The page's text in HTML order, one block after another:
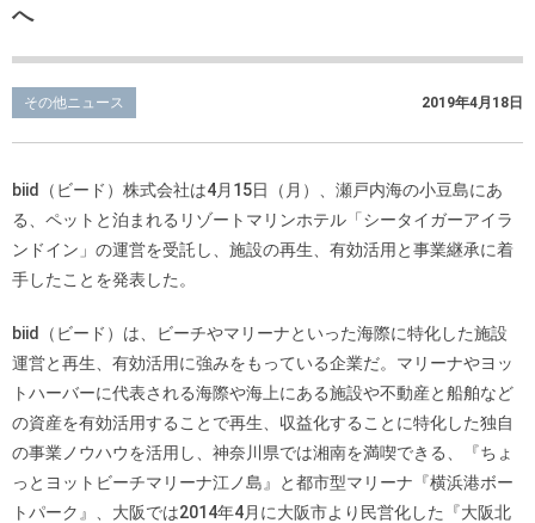
へ
その他ニュース 2019年4月18日
biid（ビード）株式会社は4月15日（月）、瀬戸内海の小豆島にあ
る、ペットと泊まれるリゾートマリンホテル「シータイガーアイラ
ンドイン」の運営を受託し、施設の再生、有効活用と事業継承に着
手したことを発表した。
biid（ビード）は、ビーチやマリーナといった海際に特化した施設
運営と再生、有効活用に強みをもっている企業だ。マリーナやヨッ
トハーバーに代表される海際や海上にある施設や不動産と船舶など
の資産を有効活用することで再生、収益化することに特化した独自
の事業ノウハウを活用し、神奈川県では湘南を満喫できる、『ちょ
っとヨットビーチマリーナ江ノ島』と都市型マリーナ『横浜港ボー
トパーク』、大阪では2014年4月に大阪市より民営化した『大阪北